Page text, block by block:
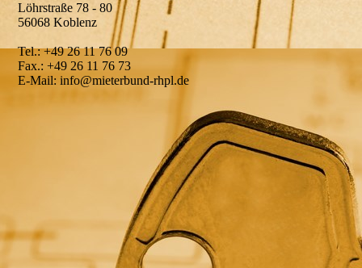
Löhrstraße 78 - 80
56068 Koblenz
Tel.: +49 26 11 76 09
Fax.: +49 26 11 76 73
E-Mail: info@mieterbund-rhpl.de